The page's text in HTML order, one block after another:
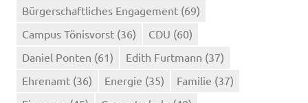
Bürgerschaftliches Engagement (69)
Campus Tönisvorst (36) CDU (60)
Daniel Ponten (61) Edith Furtmann (37)
Ehrenamt (36) Energie (35) Familie (37)